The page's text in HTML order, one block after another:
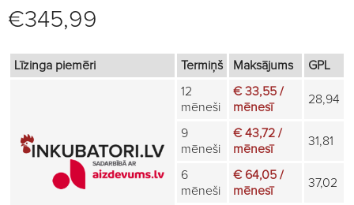
€345,99
Līzinga piemēri Termiņš Maksājums GPL
12
mēneši
€ 33,55 /
mēnesī
28,94
9
mēneši
€ 43,72 /
mēnesī
31,81
6
mēneši
€ 64,05 /
mēnesī
37,02